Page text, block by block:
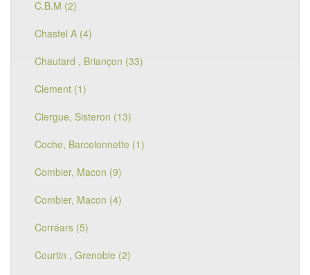
C.B.M (2)
Chastel A (4)
Chautard , Briançon (33)
Clement (1)
Clergue, Sisteron (13)
Coche, Barcelonnette (1)
Combier, Macon (9)
Combier, Macon (4)
Corréars (5)
Courtin , Grenoble (2)